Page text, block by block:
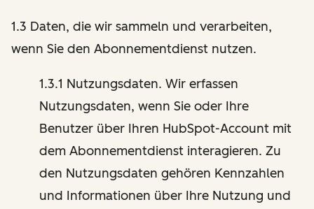
1.3 Daten, die wir sammeln und verarbeiten,
wenn Sie den Abonnementdienst nutzen.
1.3.1 Nutzungsdaten. Wir erfassen
Nutzungsdaten, wenn Sie oder Ihre
Benutzer über Ihren HubSpot-Account mit
dem Abonnementdienst interagieren. Zu
den Nutzungsdaten gehören Kennzahlen
und Informationen über Ihre Nutzung und